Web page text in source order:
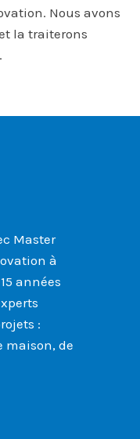
Nous avons
la traiterons
Master
à
années
:
maison, de